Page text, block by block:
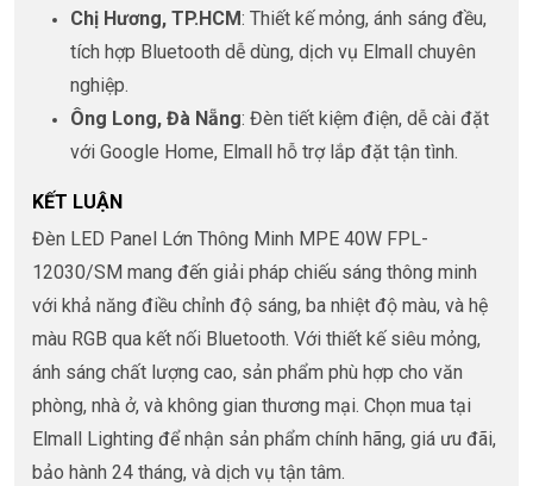
Chị Hương, TP.HCM: Thiết kế mỏng, ánh sáng đều,
tích hợp Bluetooth dễ dùng, dịch vụ Elmall chuyên
nghiệp.
Ông Long, Đà Nẵng: Đèn tiết kiệm điện, dễ cài đặt
với Google Home, Elmall hỗ trợ lắp đặt tận tình.
KẾT LUẬN
Đèn LED Panel Lớn Thông Minh MPE 40W FPL-
12030/SM mang đến giải pháp chiếu sáng thông minh
với khả năng điều chỉnh độ sáng, ba nhiệt độ màu, và hệ
màu RGB qua kết nối Bluetooth. Với thiết kế siêu mỏng,
ánh sáng chất lượng cao, sản phẩm phù hợp cho văn
phòng, nhà ở, và không gian thương mại. Chọn mua tại
Elmall Lighting để nhận sản phẩm chính hãng, giá ưu đãi,
bảo hành 24 tháng, và dịch vụ tận tâm.